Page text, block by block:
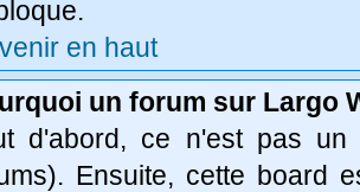
en haut
un forum sur Largo
d'abord, ce n'est pas un
Ensuite, cette board